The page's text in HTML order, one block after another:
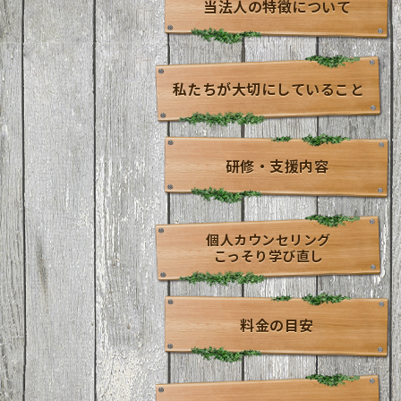
当法人の特徴について
私たちが大切にしていること
研修・支援内容
個人カウンセリング
こっそり学び直し
料金の目安